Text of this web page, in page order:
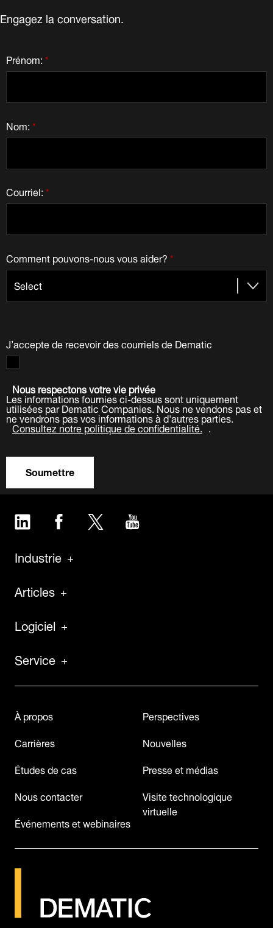
Engagez la conversation.
*
Prénom:
*
Nom:
*
Courriel:
*
Comment pouvons-nous vous aider?
J’accepte de recevoir des courriels de Dematic
Nous respectons votre vie privée
Les informations fournies ci-dessus sont uniquement
utilisées par Dematic Companies. Nous ne vendons pas et
ne vendrons pas vos informations à d'autres parties.
Consultez notre politique de confidentialité. .
Soumettre
LinkedIn Facebook Twitter
Industrie
Articles
Logiciel
Service
À propos
Carrières
Études de cas
Nous contacter
Événements et webinaires
Perspectives
Nouvelles
Presse et médias
Visite technologique
virtuelle